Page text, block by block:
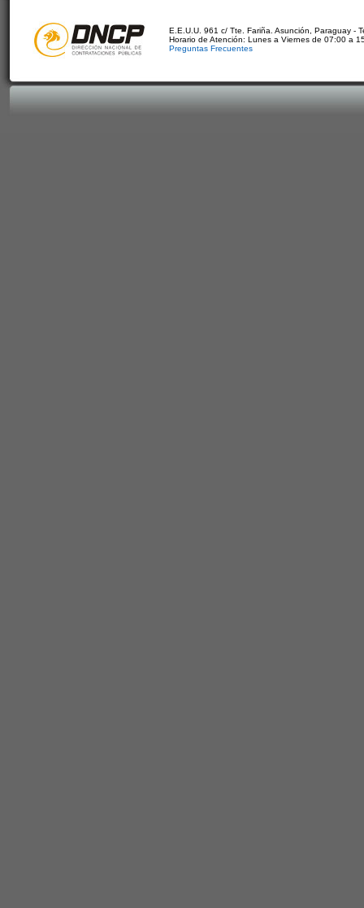
E.E.U.U. 961 c/ Tte. Fariña. Asunción, Paraguay -
Horario de Atención: Lunes a Viernes de 07:00 a
Preguntas Frecuentes